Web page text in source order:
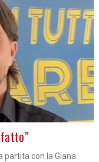
partita con la Giana